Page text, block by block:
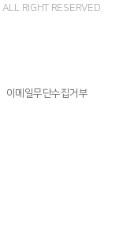
ALL RIGHT RESERVED.
이메일무단수집거부